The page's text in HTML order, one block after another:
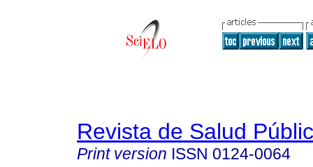
Revista de Salud
Print version ISSN 0124-0064